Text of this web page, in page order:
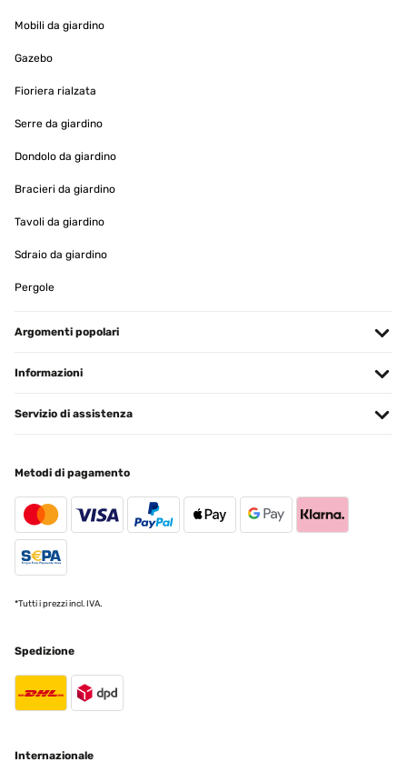
Mobili da giardino
Gazebo
Fioriera rialzata
Serre da giardino
Dondolo da giardino
Bracieri da giardino
Tavoli da giardino
Sdraio da giardino
Pergole
Argomenti popolari
Informazioni
Servizio di assistenza
Metodi di pagamento
*Tutti i prezzi incl. IVA.
Spedizione
Internazionale